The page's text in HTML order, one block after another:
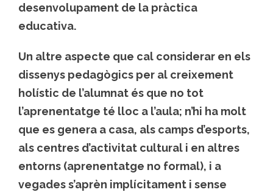
desenvolupament de la pràctica
educativa.
Un altre aspecte que cal considerar en els
dissenys pedagògics per al creixement
holístic de l’alumnat és que no tot
l’aprenentatge té lloc a l’aula; n’hi ha molt
que es genera a casa, als camps d’esports,
als centres d’activitat cultural i en altres
entorns (aprenentatge no formal), i a
vegades s’aprèn implícitament i sense